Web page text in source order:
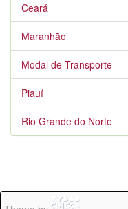
Ceará
Maranhão
Modal de Transporte
Piauí
Rio Grande do Norte